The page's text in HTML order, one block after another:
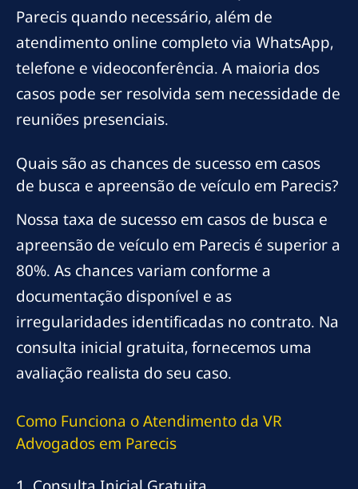
Parecis quando necessário, além de
atendimento online completo via WhatsApp,
telefone e videoconferência. A maioria dos
casos pode ser resolvida sem necessidade de
reuniões presenciais.
Quais são as chances de sucesso em casos
de busca e apreensão de veículo em Parecis?
Nossa taxa de sucesso em casos de busca e
apreensão de veículo em Parecis é superior a
80%. As chances variam conforme a
documentação disponível e as
irregularidades identificadas no contrato. Na
consulta inicial gratuita, fornecemos uma
avaliação realista do seu caso.
Como Funciona o Atendimento da VR
Advogados em Parecis